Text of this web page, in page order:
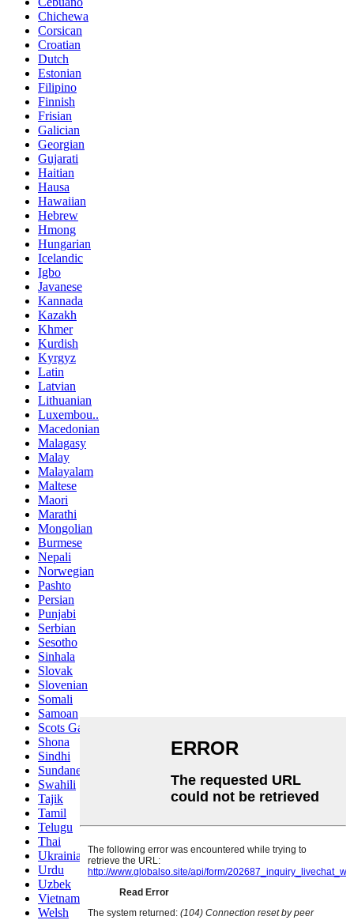
Chichewa
Corsican
Croatian
Dutch
Estonian
Filipino
Finnish
Frisian
Galician
Georgian
Gujarati
Haitian
Hausa
Hawaiian
Hebrew
Hmong
Hungarian
Icelandic
Igbo
Javanese
Kannada
Kazakh
Khmer
Kurdish
Kyrgyz
Latin
Latvian
Lithuanian
Luxembou..
Macedonian
Malagasy
Malay
Malayalam
Maltese
Maori
Marathi
Mongolian
Burmese
Nepali
Norwegian
Pashto
Persian
Punjabi
Serbian
Sesotho
Sinhala
Slovak
Slovenian
Somali
Samoan
Scots Gaelic
Shona
Sindhi
Sundanese
Swahili
Tajik
Tamil
Telugu
Thai
Ukrainian
Urdu
Uzbek
Vietnamese
Welsh